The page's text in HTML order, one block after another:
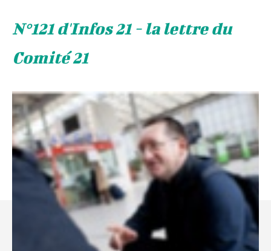
N°121 d'Infos 21 - la lettre du
Comité 21